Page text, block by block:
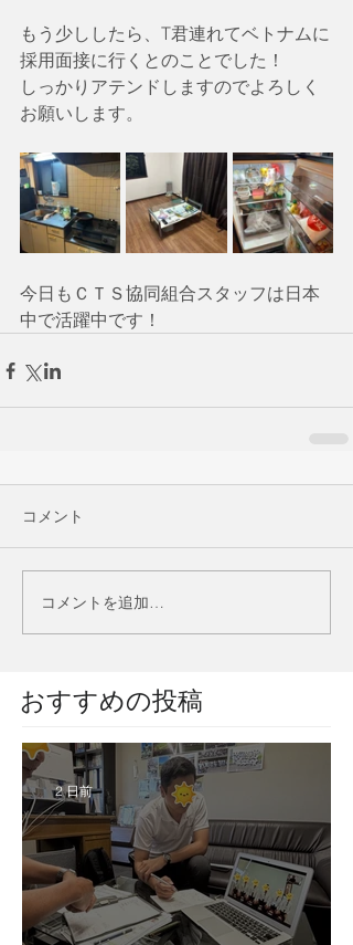
もう少ししたら、T君連れてベトナムに
採用面接に行くとのことでした！
しっかりアテンドしますのでよろしく
お願いします。
今日もＣＴＳ協同組合スタッフは日本
中で活躍中です！
コメント
コメントを追加…
​おすすめの投稿
2 日前